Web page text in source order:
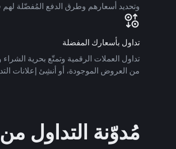
وتحديد أسعارهم وطرق الدفع المُفضّلة
تداول بأسعارك المفضلة
تداول العملات الرقمية وتمتّع بحرية
من العروض الموجودة، أو أنشِئ إعلانات
مُدوّنة